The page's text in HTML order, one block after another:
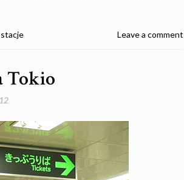
stacje Leave a comment
Tokio